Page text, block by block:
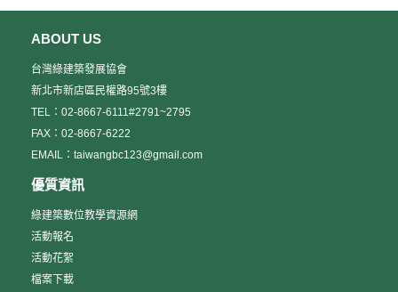
ABOUT US
台灣綠建築發展協會
新北市新店區民權路95號3樓
TEL：02-8667-6111#2791~2795
FAX：02-8667-6222
EMAIL：taiwangbc123@gmail.com
優質資訊
綠建築數位教學資源網
活動報名
活動花絮
檔案下載